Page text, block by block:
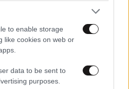
to enable storage
like cookies on web or
data to be sent to
purposes.